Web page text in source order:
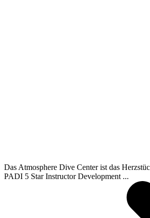
Das Atmosphere Dive Center ist das
PADI 5 Star Instructor Development ...